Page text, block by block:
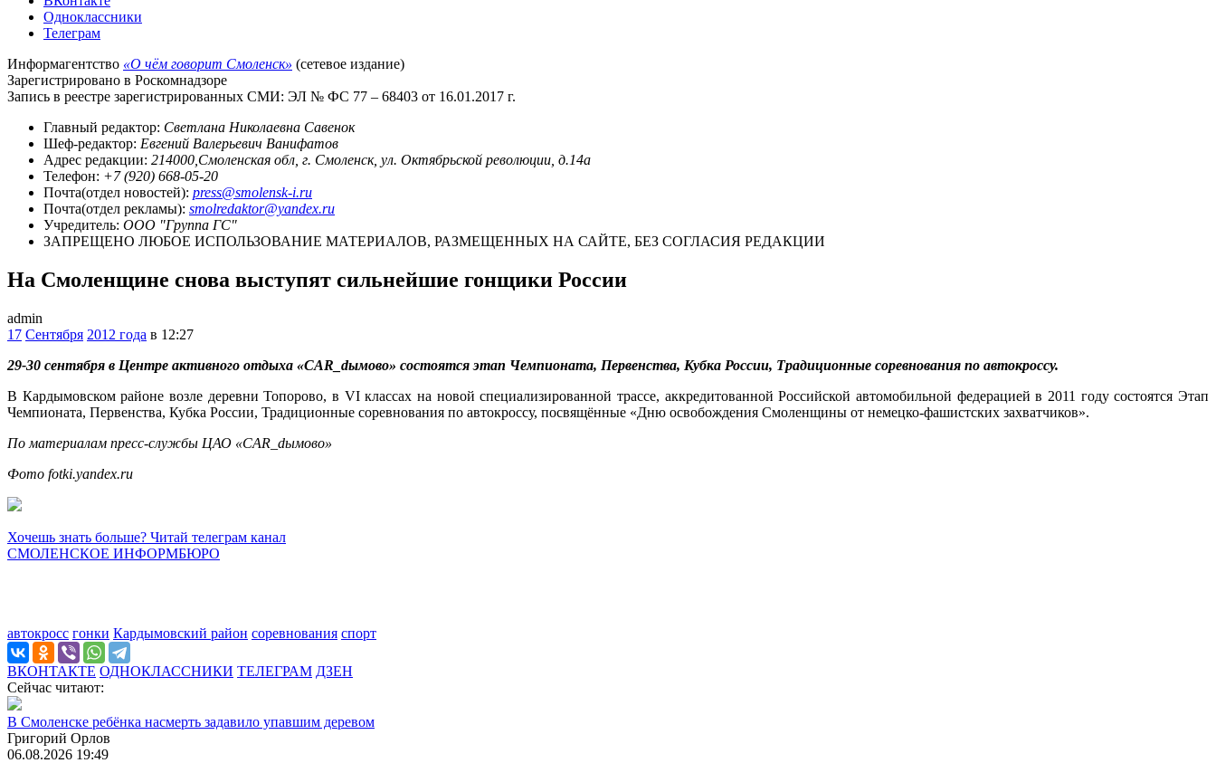
Одноклассники
Телеграм
Информагентство «О чём говорит Смоленск» (сетевое издание)
Зарегистрировано в Роскомнадзоре
Запись в реестре зарегистрированных СМИ: ЭЛ № ФС 77 – 68403 от 16.01.2017 г.
Главный редактор: Светлана Николаевна Савенок
Шеф-редактор: Евгений Валерьевич Ванифатов
Адрес редакции: 214000,Смоленская обл, г. Смоленск, ул. Октябрьской революции, д.14а
Телефон: +7 (920) 668-05-20
Почта(отдел новостей): press@smolensk-i.ru
Почта(отдел рекламы): smolredaktor@yandex.ru
Учредитель: ООО "Группа ГС"
ЗАПРЕЩЕНО ЛЮБОЕ ИСПОЛЬЗОВАНИЕ МАТЕРИАЛОВ, РАЗМЕЩЕННЫХ НА САЙТЕ, БЕЗ СОГЛАСИЯ РЕДАКЦИИ
На Смоленщине снова выступят сильнейшие гонщики России
admin
17 Сентября 2012 года в 12:27
29-30 сентября в Центре активного отдыха «CAR_dымово» состоятся этап Чемпионата, Первенства, Кубка России, Традиционные соревнования по автокроссу.
В Кардымовском районе возле деревни Топорово, в VI классах на новой специализированной трассе, аккредитованной Российской автомобильной федерацией в 2011 году состоятся Этап
Чемпионата, Первенства, Кубка России, Традиционные соревнования по автокроссу, посвящённые «Дню освобождения Смоленщины от немецко-фашистских захватчиков».
По материалам пресс-службы ЦАО «CAR_dымово»
Фото fotki.yandex.ru
Хочешь знать больше? Читай телеграм канал
СМОЛЕНСКОЕ ИНФОРМБЮРО
автокросс гонки Кардымовский район соревнования спорт
ВКОНТАКТЕ ОДНОКЛАССНИКИ ТЕЛЕГРАМ ДЗЕН
Сейчас читают:
В Смоленске ребёнка насмерть задавило упавшим деревом
Григорий Орлов
06.08.2026 19:49